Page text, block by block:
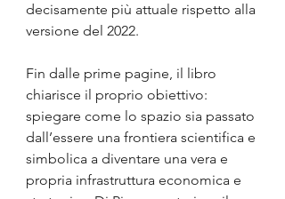
decisamente più attuale rispetto alla
versione del 2022.
Fin dalle prime pagine, il libro
chiarisce il proprio obiettivo:
spiegare come lo spazio sia passato
dall’essere una frontiera scientifica e
simbolica a diventare una vera e
propria infrastruttura economica e